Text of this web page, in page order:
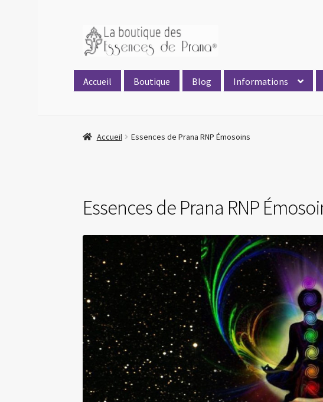
Accueil Boutique Blog Informations
Accueil Essences de Prana RNP Émosoins
Essences de Prana RNP